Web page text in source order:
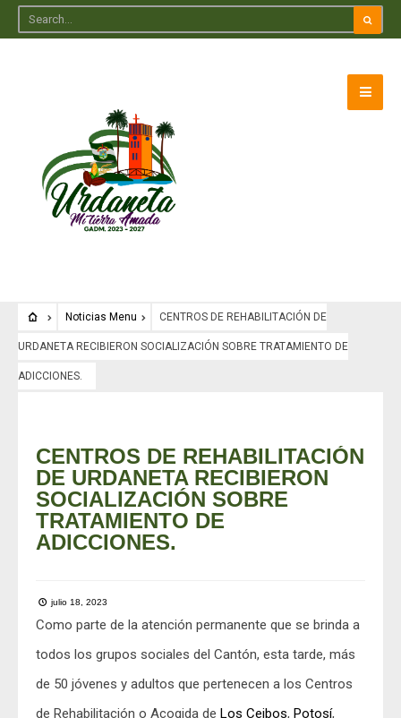
Noticias Menu CENTROS DE REHABILITACIÓN DE
URDANETA RECIBIERON SOCIALIZACIÓN SOBRE TRATAMIENTO DE
ADICCIONES.
CENTROS DE REHABILITACIÓN
DE URDANETA RECIBIERON
SOCIALIZACIÓN SOBRE
TRATAMIENTO DE
ADICCIONES.
julio 18, 2023
Como parte de la atención permanente que se brinda a
todos los grupos sociales del Cantón, esta tarde, más
de 50 jóvenes y adultos que pertenecen a los Centros
de Rehabilitación o Acogida de Los Ceibos, Potosí,